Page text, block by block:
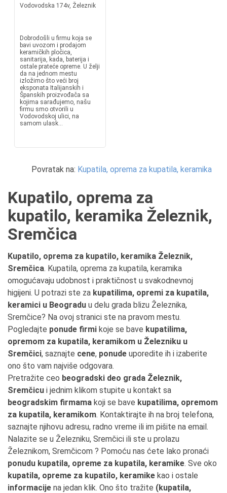
Vodovodska 174v, Železnik
Dobrodošli u firmu koja se
bavi uvozom i prodajom
keramičkih pločica,
sanitarija, kada, baterija i
ostale prateće opreme. U želji
da na jednom mestu
izložimo što veći broj
eksponata Italijanskih i
Španskih proizvođača sa
kojima sarađujemo, našu
firmu smo otvorili u
Vodovodskoj ulici, na
samom ulask...
Povratak na: Kupatila, oprema za kupatila, keramika
Kupatilo, oprema za
kupatilo, keramika Železnik,
Sremčica
Kupatilo, oprema za kupatilo, keramika Železnik,
Sremčica. Kupatila, oprema za kupatila, keramika
omogućavaju udobnost i praktičnost u svakodnevnoj
higijeni. U potrazi ste za kupatilima, opremi za kupatila,
keramici u Beogradu u delu grada blizu Železnika,
Sremčice? Na ovoj stranici ste na pravom mestu.
Pogledajte ponude firmi koje se bave kupatilima,
opremom za kupatila, keramikom u Železniku u
Sremčici, saznajte cene, ponude uporedite ih i izaberite
ono što vam najviše odgovara.
Pretražite ceo beogradski deo grada Železnik,
Sremčicu i jednim klikom stupite u kontakt sa
beogradskim firmama koji se bave kupatilima, opremom
za kupatila, keramikom. Kontaktirajte ih na broj telefona,
saznajte njihovu adresu, radno vreme ili im pišite na email.
Nalazite se u Železniku, Sremčici ili ste u prolazu
Železnikom, Sremčicom ? Pomoću nas ćete lako pronaći
ponudu kupatila, opreme za kupatila, keramike. Sve oko
kupatila, opreme za kupatilo, keramike kao i ostale
informacije na jedan klik. Ono što tražite (kupatila,